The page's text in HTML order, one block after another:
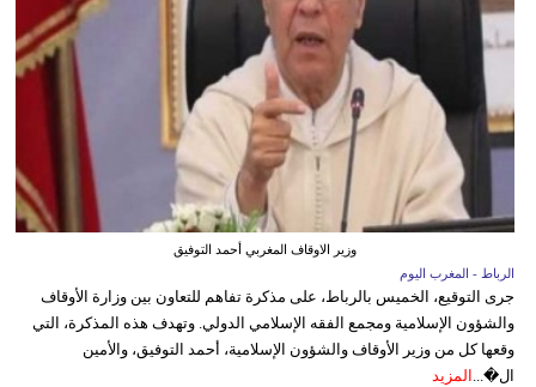
وزير الاوقاف المغربي أحمد التوفيق
الرباط - المغرب اليوم
جرى التوقيع، الخميس بالرباط، على مذكرة تفاهم للتعاون بين وزارة الأوقاف
والشؤون الإسلامية ومجمع الفقه الإسلامي الدولي. وتهدف هذه المذكرة، التي
وقعها كل من وزير الأوقاف والشؤون الإسلامية، أحمد التوفيق، والأمين
ال�... المزيد